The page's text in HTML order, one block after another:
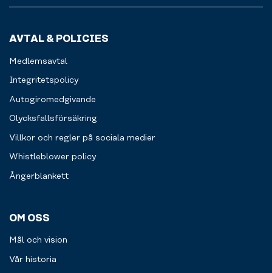
AVTAL & POLICIES
Medlemsavtal
Integritetspolicy
Autogiromedgivande
Olycksfallsförsäkring
Villkor och regler på sociala medier
Whistleblower policy
Ångerblankett
OM OSS
Mål och vision
Vår historia